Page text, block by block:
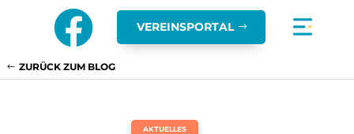
 VEREINSPORTAL
ZURÜCK ZUM BLOG
AKTUELLES